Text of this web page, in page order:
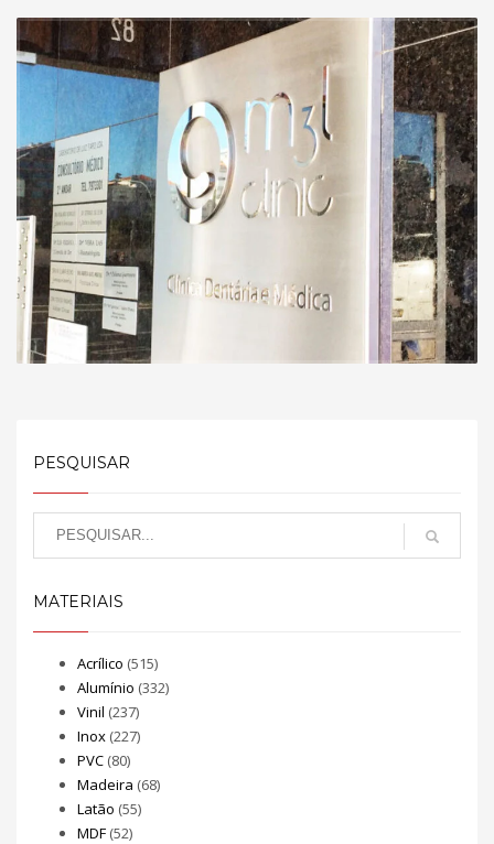
PESQUISAR
MATERIAIS
Acrílico (515)
Alumínio (332)
Vinil (237)
Inox (227)
PVC (80)
Madeira (68)
Latão (55)
MDF (52)